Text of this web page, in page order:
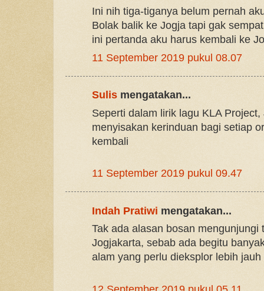
Ini nih tiga-tiganya belum pernah
Bolak balik ke Jogja tapi gak
ini pertanda aku harus kembali ke
11 September 2019 pukul 08.07
Sulis mengatakan...
Seperti dalam lirik lagu KLA
menyisakan kerinduan bagi setiap
kembali
11 September 2019 pukul 09.47
Indah Pratiwi mengatakan...
Tak ada alasan bosan mengunjungi
Jogjakarta, sebab ada begitu
alam yang perlu dieksplor lebih jauh